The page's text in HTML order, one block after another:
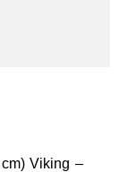
Viking –